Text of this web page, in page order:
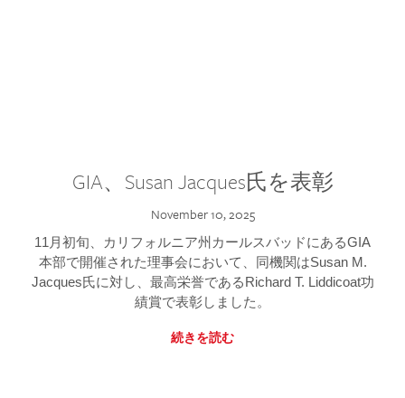
GIA、Susan Jacques氏を表彰
November 10, 2025
11月初旬、カリフォルニア州カールスバッドにあるGIA
本部で開催された理事会において、同機関はSusan M.
Jacques氏に対し、最高栄誉であるRichard T. Liddicoat功
績賞で表彰しました。
続きを読む